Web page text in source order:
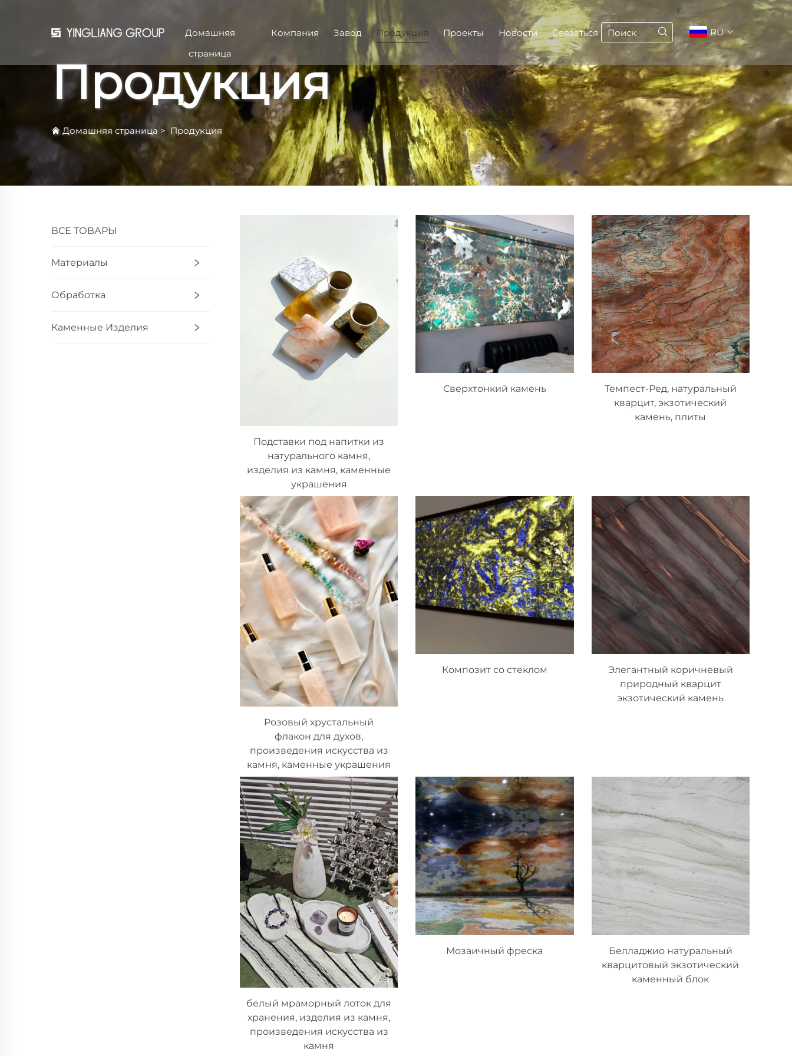
Домашняя
страница
Компания Завод Продукция Проекты Новости Связаться RU
Продукция
Домашняя страница >Продукция
ВСЕ ТОВАРЫ
Материалы
Обработка
Каменные Изделия
Подставки под напитки из
натурального камня,
изделия из камня, каменные
украшения
Сверхтонкий камень
Темпест-Ред, натуральный
кварцит, экзотический
камень, плиты
Розовый хрустальный
флакон для духов,
произведения искусства из
камня, каменные украшения
Композит со стеклом
Элегантный коричневый
природный кварцит
экзотический камень
белый мраморный лоток для
хранения, изделия из камня,
произведения искусства из
камня
Мозаичный фреска
Белладжио натуральный
кварцитовый экзотический
каменный блок